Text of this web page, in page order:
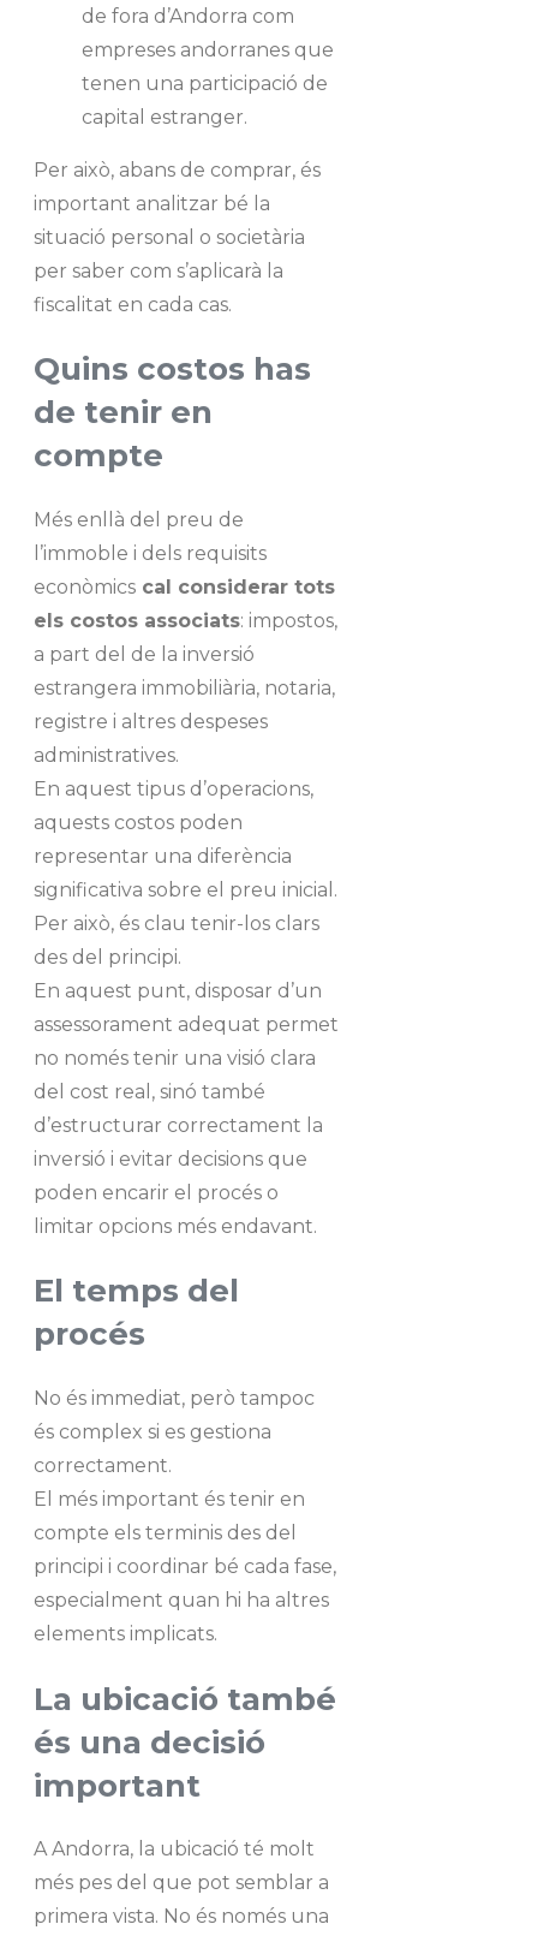
de fora d’Andorra com
empreses andorranes que
tenen una participació de
capital estranger.
Per això, abans de comprar, és
important analitzar bé la
situació personal o societària
per saber com s’aplicarà la
fiscalitat en cada cas.
Quins costos has
de tenir en
compte
Més enllà del preu de
l’immoble i dels requisits
econòmics cal considerar tots
els costos associats: impostos,
a part del de la inversió
estrangera immobiliària, notaria,
registre i altres despeses
administratives.
En aquest tipus d’operacions,
aquests costos poden
representar una diferència
significativa sobre el preu inicial.
Per això, és clau tenir-los clars
des del principi.
En aquest punt, disposar d’un
assessorament adequat permet
no només tenir una visió clara
del cost real, sinó també
d’estructurar correctament la
inversió i evitar decisions que
poden encarir el procés o
limitar opcions més endavant.
El temps del
procés
No és immediat, però tampoc
és complex si es gestiona
correctament.
El més important és tenir en
compte els terminis des del
principi i coordinar bé cada fase,
especialment quan hi ha altres
elements implicats.
La ubicació també
és una decisió
important
A Andorra, la ubicació té molt
més pes del que pot semblar a
primera vista. No és només una